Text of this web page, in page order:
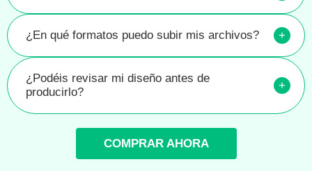
¿En qué formatos puedo subir mis archivos? +
¿Podéis revisar mi diseño antes de
producirlo?
+
COMPRAR AHORA